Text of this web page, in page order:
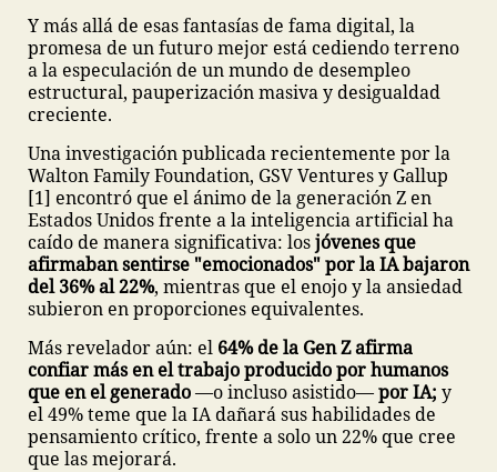
Y más allá de esas fantasías de fama digital, la
promesa de un futuro mejor está cediendo terreno
a la especulación de un mundo de desempleo
estructural, pauperización masiva y desigualdad
creciente.
Una investigación publicada recientemente por la
Walton Family Foundation, GSV Ventures y Gallup
[1] encontró que el ánimo de la generación Z en
Estados Unidos frente a la inteligencia artificial ha
caído de manera significativa: losjóvenes que
afirmaban sentirse "emocionados" por la IA bajaron
del 36% al 22%, mientras que el enojo y la ansiedad
subieron en proporciones equivalentes.
Más revelador aún: el 64% de la Gen Z afirma
confiar más en el trabajo producido por humanos
que en el generado—o incluso asistido—por IA; y
el 49% teme que la IA dañará sus habilidades de
pensamiento crítico, frente a solo un 22% que cree
que las mejorará.